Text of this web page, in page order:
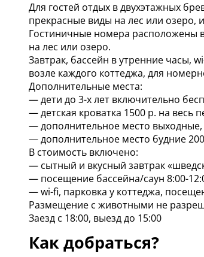
Для гостей отдых в двухэтажных
прекрасные виды на лес или озеро,
Гостиничные номера расположены
на лес или озеро.
Завтрак, бассейн в утренние часы,
возле каждого коттеджа, для
Дополнительные места:
— дети до 3-х лет включительно
— детская кроватка 1500 р. на весь
— дополнительное место выходные,
— дополнительное место будние
В стоимость включено:
— сытный и вкусный завтрак
— посещение бассейна/саун 8:00-
— wi-fi, парковка у коттеджа,
Размещение с животными не
Заезд с 18:00, выезд до 15:00
Как добраться?